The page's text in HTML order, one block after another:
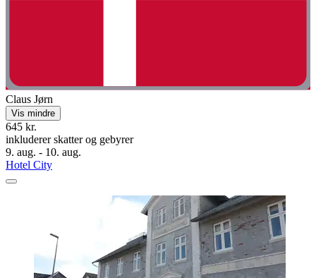
Claus Jørn
Vis mindre
645 kr.
inkluderer skatter og gebyrer
9. aug. - 10. aug.
Hotel City